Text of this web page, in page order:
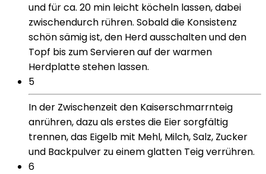
und für ca. 20 min leicht köcheln lassen, dabei
zwischendurch rühren. Sobald die Konsistenz
schön sämig ist, den Herd ausschalten und den
Topf bis zum Servieren auf der warmen
Herdplatte stehen lassen.
5
In der Zwischenzeit den Kaiserschmarrnteig
anrühren, dazu als erstes die Eier sorgfältig
trennen, das Eigelb mit Mehl, Milch, Salz, Zucker
und Backpulver zu einem glatten Teig verrühren.
6